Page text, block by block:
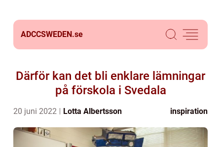
ADCCSWEDEN.se
Därför kan det bli enklare lämningar
på förskola i Svedala
20 juni 2022 Lotta Albertsson inspiration